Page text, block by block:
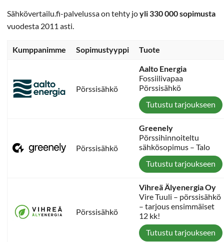
Sähkövertailu.fi-palvelussa on tehty joyli 330 000 sopimusta
vuodesta 2011 asti.
Kumppanimme Sopimustyyppi Tuote
Pörssisähkö
Aalto Energia
Fossiilivapaa
Pörssisähkö
Tutustu tarjoukseen
Pörssisähkö
Greenely
Pörssihinnoiteltu
sähkösopimus – Talo
Tutustu tarjoukseen
Pörssisähkö
Vihreä Älyenergia Oy
Vire Tuuli – pörssisähkö
– tarjous ensimmäiset
12 kk!
Tutustu tarjoukseen